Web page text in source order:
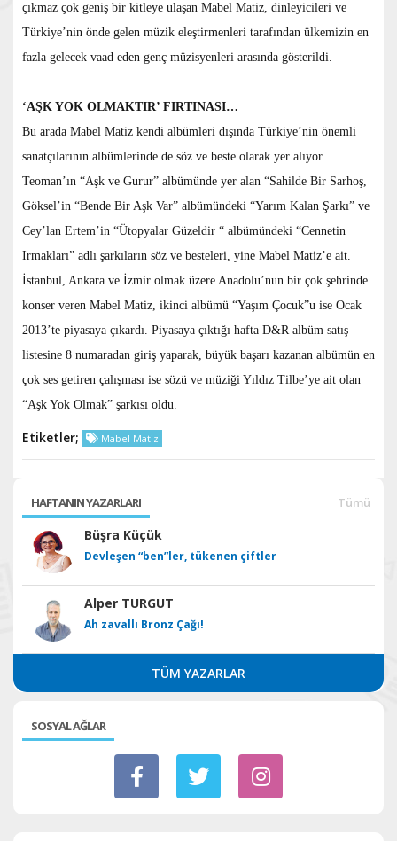
çıkmaz çok geniş bir kitleye ulaşan Mabel Matiz, dinleyicileri ve
Türkiye’nin önde gelen müzik eleştirmenleri tarafından ülkemizin en
fazla gelecek vaad eden genç müzisyenleri arasında gösterildi.
‘AŞK YOK OLMAKTIR’ FIRTINASI…
Bu arada Mabel Matiz kendi albümleri dışında Türkiye’nin önemli
sanatçılarının albümlerinde de söz ve beste olarak yer alıyor.
Teoman’ın “Aşk ve Gurur” albümünde yer alan “Sahilde Bir Sarhoş,
Göksel’in “Bende Bir Aşk Var” albümündeki “Yarım Kalan Şarkı” ve
Cey’lan Ertem’in “Ütopyalar Güzeldir “ albümündeki “Cennetin
Irmakları” adlı şarkıların söz ve besteleri, yine Mabel Matiz’e ait.
İstanbul, Ankara ve İzmir olmak üzere Anadolu’nun bir çok şehrinde
konser veren Mabel Matiz, ikinci albümü “Yaşım Çocuk”u ise Ocak
2013’te piyasaya çıkardı. Piyasaya çıktığı hafta D&R albüm satış
listesine 8 numaradan giriş yaparak, büyük başarı kazanan albümün en
çok ses getiren çalışması ise sözü ve müziği Yıldız Tilbe’ye ait olan
“Aşk Yok Olmak” şarkısı oldu.
Etiketler; Mabel Matiz
HAFTANIN YAZARLARI Tümü
Büşra Küçük
Devleşen “ben”ler, tükenen çiftler
Alper TURGUT
Ah zavallı Bronz Çağı!
TÜM YAZARLAR
SOSYAL AĞLAR